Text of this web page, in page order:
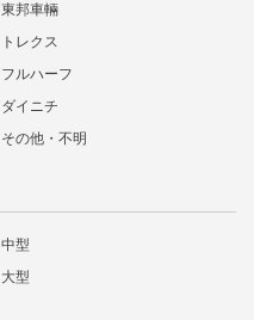
東邦車輛
トレクス
フルハーフ
ダイニチ
その他・不明
中型
大型